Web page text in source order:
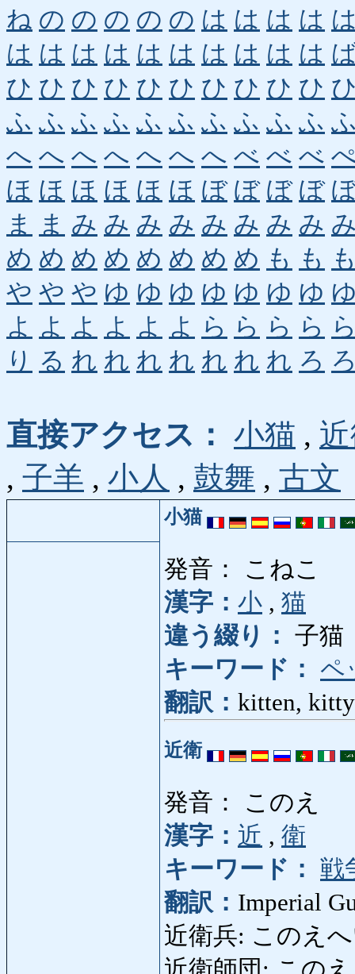
ね の の の の の は は は は
は は は は は は は は は は
ひ ひ ひ ひ ひ ひ ひ ひ ひ ひ
ふ ふ ふ ふ ふ ふ ふ ふ ふ ふ
へ へ へ へ へ へ へ べ べ べ
ほ ほ ほ ほ ほ ほ ぼ ぼ ぼ ぼ
ま
ま み み み み み み み み
め め め め め め め め も も
や や や ゆ ゆ ゆ ゆ ゆ ゆ ゆ
よ よ よ よ よ よ ら ら ら ら
り る れ れ れ れ れ れ れ ろ
直接アクセス： 小猫 ,
, 子羊 , 小人 , 鼓舞 , 古文
小猫
発音： こねこ
漢字： 小 , 猫
違う綴り： 子猫
キーワード：
ペ
翻訳： kitten, kitty
近衛
発音： このえ
漢字： 近 , 衛
キーワード： 戦
翻訳： Imperial
近衛兵: このえへ